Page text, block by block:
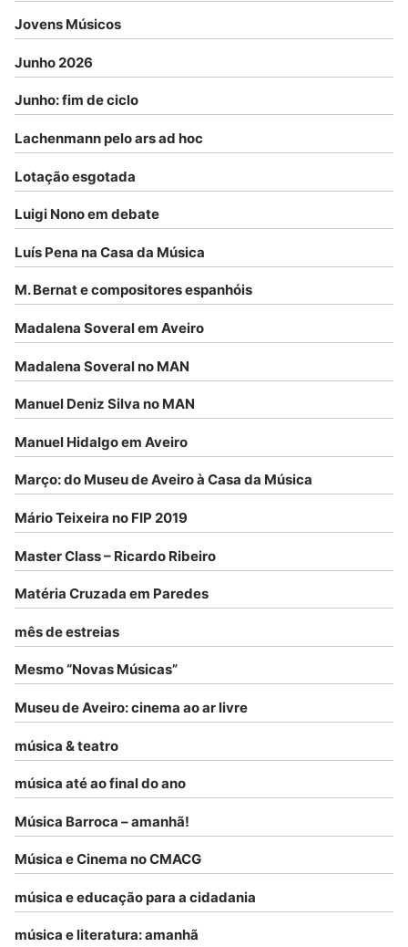
Jovens Músicos
Junho 2026
Junho: fim de ciclo
Lachenmann pelo ars ad hoc
Lotação esgotada
Luigi Nono em debate
Luís Pena na Casa da Música
M. Bernat e compositores espanhóis
Madalena Soveral em Aveiro
Madalena Soveral no MAN
Manuel Deniz Silva no MAN
Manuel Hidalgo em Aveiro
Março: do Museu de Aveiro à Casa da Música
Mário Teixeira no FIP 2019
Master Class – Ricardo Ribeiro
Matéria Cruzada em Paredes
mês de estreias
Mesmo “Novas Músicas”
Museu de Aveiro: cinema ao ar livre
música & teatro
música até ao final do ano
Música Barroca – amanhã!
Música e Cinema no CMACG
música e educação para a cidadania
música e literatura: amanhã